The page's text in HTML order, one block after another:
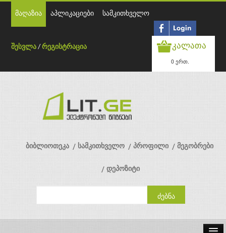
მაღაზია აპლიკაციები სამკითხველო
შესვლა /რეგისტრაცია კალათა
0 ერთ.
ბიბლიოთეკა სამკითხველო პროფილი მეგობრები
დეპოზიტი